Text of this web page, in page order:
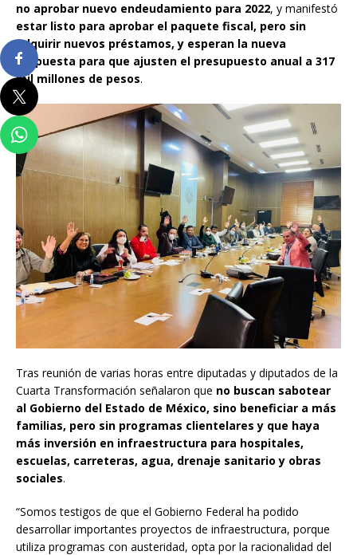
no aprobar nuevo endeudamiento para 2022, y manifestó
estar listo para aprobar el paquete fiscal, pero sin
adquirir nuevos préstamos, y esperan la nueva
propuesta para que ajusten el presupuesto anual a 317
mil millones de pesos.
Tras reunión de varias horas entre diputadas y diputados de la
Cuarta Transformación señalaron que no buscan sabotear
al Gobierno del Estado de México, sino beneficiar a más
familias, pero sin programas clientelares y que haya
más inversión en infraestructura para hospitales,
escuelas, carreteras, agua, drenaje sanitario y obras
sociales.
“Somos testigos de que el Gobierno Federal ha podido
desarrollar importantes proyectos de infraestructura, porque
utiliza programas con austeridad, opta por la racionalidad del